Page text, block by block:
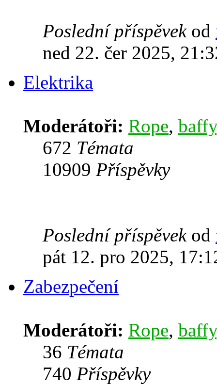
Poslední příspěvekod
ned 22. čer 2025,
Elektrika
Moderátoři: Rope, baffy
672 Témata
10909 Příspěvky
Poslední příspěvekod
pát 12. pro 2025,
Zabezpečení
Moderátoři: Rope, baffy
36 Témata
740 Příspěvky